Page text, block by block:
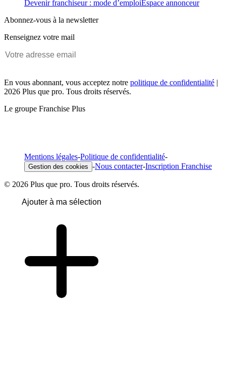
Devenir franchiseur : mode d’emploiEspace annonceur
Abonnez-vous à la newsletter
Renseignez votre mail
En vous abonnant, vous acceptez notre politique de confidentialité |
2026 Plus que pro. Tous droits réservés.
Le groupe Franchise Plus
Mentions légales-Politique de confidentialité-
Gestion des cookies -Nous contacter-Inscription Franchise
© 2026 Plus que pro. Tous droits réservés.
Ajouter à ma sélection